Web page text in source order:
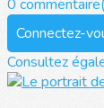
0
Connectez-
Consultez